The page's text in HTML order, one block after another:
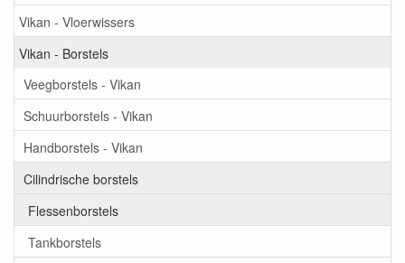
Vikan - Vloerwissers
Vikan - Borstels
Veegborstels - Vikan
Schuurborstels - Vikan
Handborstels - Vikan
Cilindrische borstels
Flessenborstels
Tankborstels